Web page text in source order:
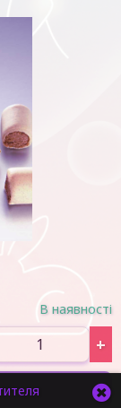
В наявності
+